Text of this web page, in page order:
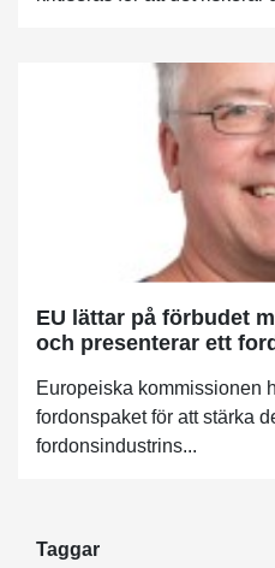
EU lättar på förbudet
och presenterar ett
Europeiska kommissionen
fordonspaket för att stärka
fordonsindustrins...
Taggar